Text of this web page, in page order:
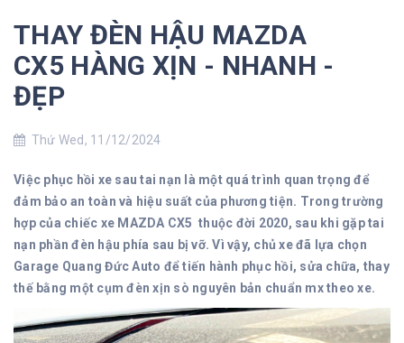
THAY ĐÈN HẬU MAZDA
CX5 HÀNG XỊN - NHANH -
ĐẸP
Thứ Wed, 11/12/2024
Việc phục hồi xe sau tai nạn là một quá trình quan trọng để
đảm bảo an toàn và hiệu suất của phương tiện. Trong trường
hợp của chiếc xe MAZDA CX5 thuộc đời 2020, sau khi gặp tai
nạn phần đèn hậu phía sau bị vỡ. Vì vậy, chủ xe đã lựa chọn
Garage Quang Đức Auto để tiến hành phục hồi, sửa chữa, thay
thế bằng một cụm đèn xịn sò nguyên bản chuẩn mx theo xe.